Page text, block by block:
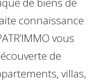
connaissance
vous
de
villas,